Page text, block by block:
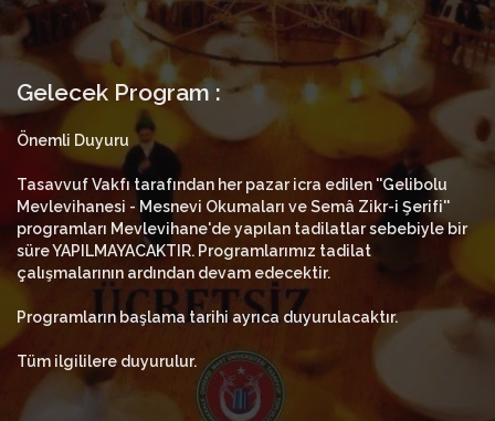
Gelecek Program :
Önemli Duyuru
Tasavvuf Vakfı tarafından her pazar icra edilen ''Gelibolu
Mevlevihanesi - Mesnevi Okumaları ve Semâ Zikr-i Şerifi''
programları Mevlevihane'de yapılan tadilatlar sebebiyle bir
süre YAPILMAYACAKTIR. Programlarımız tadilat
çalışmalarının ardından devam edecektir.
Programların başlama tarihi ayrıca duyurulacaktır.
Tüm ilgililere duyurulur.